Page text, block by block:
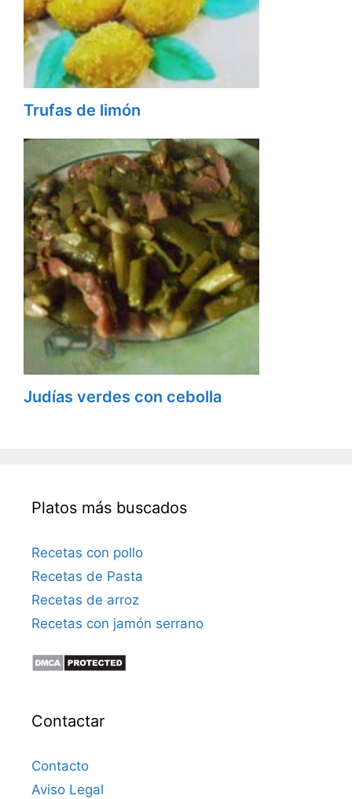
Trufas de limón
Judías verdes con cebolla
Platos más buscados
Recetas con pollo
Recetas de Pasta
Recetas de arroz
Recetas con jamón serrano
Contactar
Contacto
Aviso Legal